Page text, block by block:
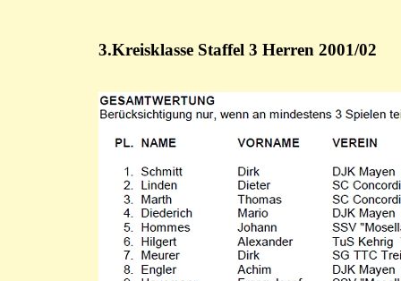
3.Kreisklasse Staffel 3 Herren 2001/02